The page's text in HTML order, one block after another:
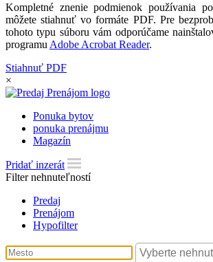
Kompletné znenie podmienok používania
môžete stiahnuť vo formáte PDF. Pre
tohoto typu súboru vám odporúčame
programu Adobe Acrobat Reader.
Stiahnuť PDF
×
Ponuka bytov
ponuka prenájmu
Magazín
Pridať inzerát
Filter nehnuteľností
Predaj
Prenájom
Hypofilter